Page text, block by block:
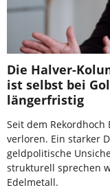
Die Halver-
ist selbst bei
längerfristig
Seit dem Rekordhoch
verloren. Ein starker
geldpolitische
strukturell sprechen
Edelmetall.